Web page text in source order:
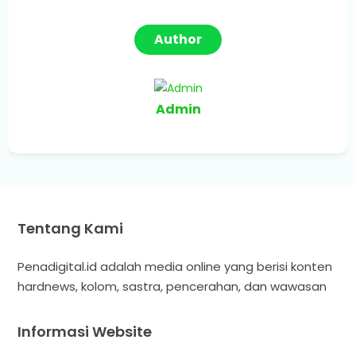
Author
Admin
Tentang Kami
Penadigital.id adalah media online yang berisi konten
hardnews, kolom, sastra, pencerahan, dan wawasan
Informasi Website